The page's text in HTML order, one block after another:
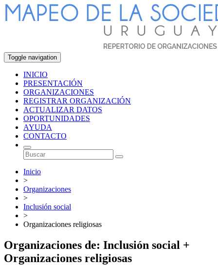
Toggle navigation
INICIO
PRESENTACIÓN
ORGANIZACIONES
REGISTRAR ORGANIZACIÓN
ACTUALIZAR DATOS
OPORTUNIDADES
AYUDA
CONTACTO
Inicio
>
Organizaciones
>
Inclusión social
>
Organizaciones religiosas
Organizaciones de: Inclusión social +
Organizaciones religiosas